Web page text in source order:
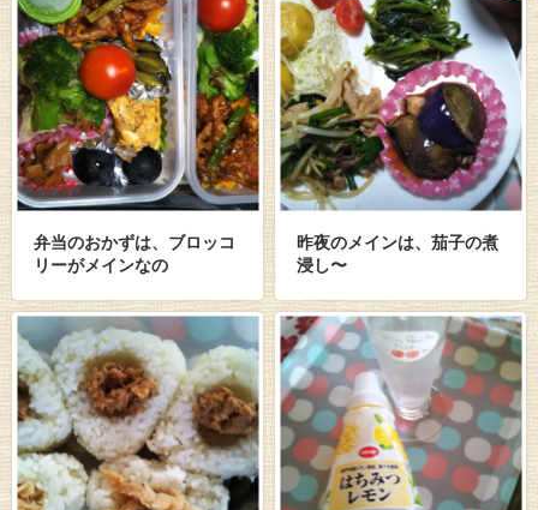
弁当のおかずは、ブロッコ
リーがメインなの
昨夜のメインは、茄子の煮
浸し〜